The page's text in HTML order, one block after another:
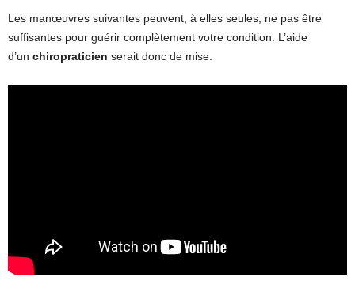
Les manœuvres suivantes peuvent, à elles seules, ne pas être
suffisantes pour guérir complètement votre condition. L’aide
d’un chiropraticien serait donc de mise.